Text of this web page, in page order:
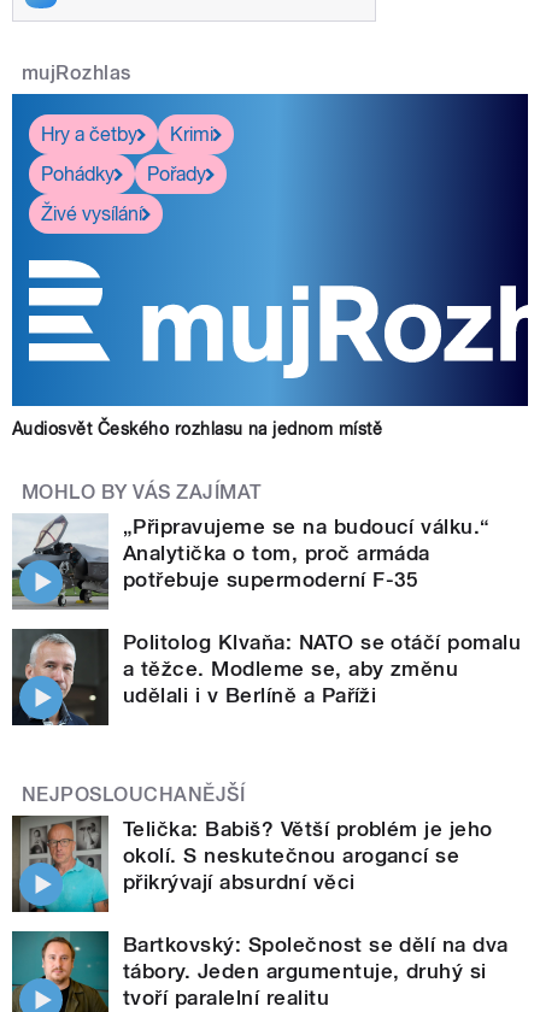
mujRozhlas
Hry a četby
Krimi
Pohádky
Pořady
Živé vysílání
Audiosvět Českého rozhlasu na jednom místě
MOHLO BY VÁS ZAJÍMAT
„Připravujeme se na budoucí válku.“
Analytička o tom, proč armáda
potřebuje supermoderní F-35
Politolog Klvaňa: NATO se otáčí pomalu
a těžce. Modleme se, aby změnu
udělali i v Berlíně a Paříži
NEJPOSLOUCHANĚJŠÍ
Telička: Babiš? Větší problém je jeho
okolí. S neskutečnou arogancí se
přikrývají absurdní věci
Bartkovský: Společnost se dělí na dva
tábory. Jeden argumentuje, druhý si
tvoří paralelní realitu